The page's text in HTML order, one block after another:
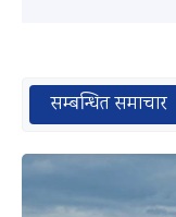
सम्बन्धित समाचार